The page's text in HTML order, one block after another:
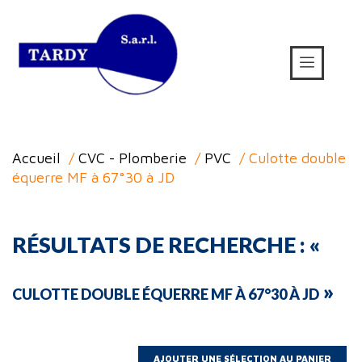
Accueil /CVC - Plomberie / PVC / Culotte double
équerre MF à 67°30 à JD
RÉSULTATS DE RECHERCHE : «
CULOTTE DOUBLE ÉQUERRE MF À 67°30 À JD »